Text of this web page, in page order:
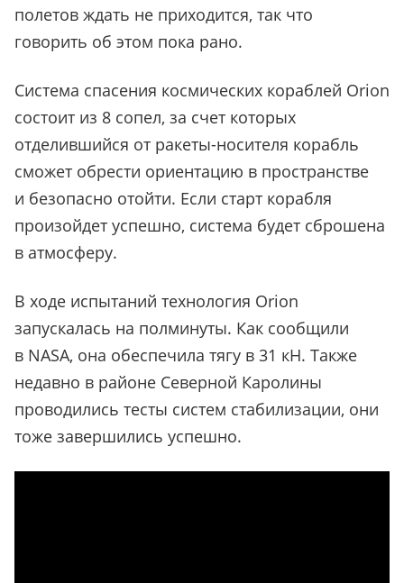
полетов ждать не приходится, так что
говорить об этом пока рано.
Система спасения космических кораблей Orion
состоит из 8 сопел, за счет которых
отделившийся от ракеты-носителя корабль
сможет обрести ориентацию в пространстве
и безопасно отойти. Если старт корабля
произойдет успешно, система будет сброшена
в атмосферу.
В ходе испытаний технология Orion
запускалась на полминуты. Как сообщили
в NASA, она обеспечила тягу в 31 кН. Также
недавно в районе Северной Каролины
проводились тесты систем стабилизации, они
тоже завершились успешно.